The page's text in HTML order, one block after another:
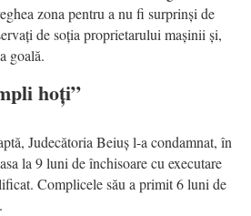
zona pentru a nu fi surprinși de
de soția proprietarului mașinii și,
goală.
hoți”
Judecătoria Beiuș l-a condamnat, în
la 9 luni de închisoare cu executare
Complicele său a primit 6 luni de